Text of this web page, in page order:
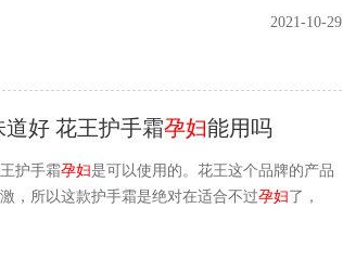
2021-10-29
好 花王护手霜孕妇能用吗
护手霜孕妇是可以使用的。花王这个品牌的产品
，所以这款护手霜是绝对在适合不过孕妇了，